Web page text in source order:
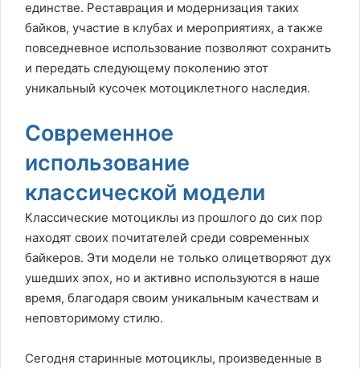
единстве. Реставрация и модернизация таких
байков, участие в клубах и мероприятиях, а также
повседневное использование позволяют сохранить
и передать следующему поколению этот
уникальный кусочек мотоциклетного наследия.
Современное
использование
классической модели
Классические мотоциклы из прошлого до сих пор
находят своих почитателей среди современных
байкеров. Эти модели не только олицетворяют дух
ушедших эпох, но и активно используются в наше
время, благодаря своим уникальным качествам и
неповторимому стилю.
Сегодня старинные мотоциклы, произведенные в